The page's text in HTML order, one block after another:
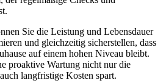
Sie die Leistung und Lebensdauer
und gleichzeitig sicherstellen, dass
auf einem hohen Niveau bleibt.
proaktive Wartung nicht nur die
langfristige Kosten spart.